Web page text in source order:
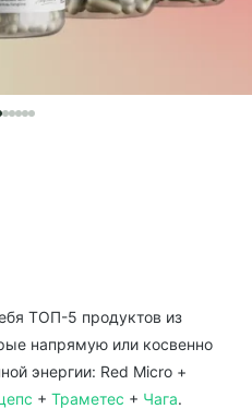
ТОП-5 продуктов из
напрямую или косвенно
энергии: Red Micro +
+ Траметес + Чага.